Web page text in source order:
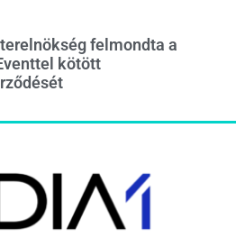
felmondta a
kötött